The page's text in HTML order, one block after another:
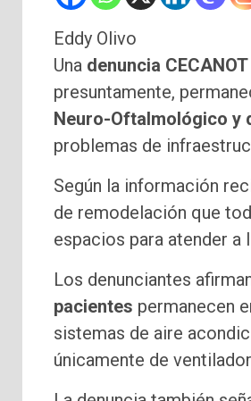
Eddy Olivo
Una denuncia CECANOT
presuntamente,
Neuro-Oftalmológico y
problemas de
Según la información
de remodelación que
espacios para atender
Los denunciantes
pacientes permanecen
sistemas de aire
únicamente de